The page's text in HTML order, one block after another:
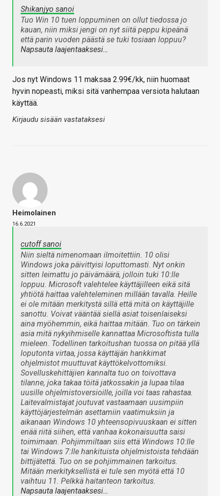
Shikanjyo sanoi
Tuo Win 10 tuen loppuminen on ollut tiedossa jo
kauan, niin miksi jengi on nyt siitä peppu kipeänä
että parin vuoden päästä se tuki tosiaan loppuu?
Napsauta laajentaaksesi…
Jos nyt Windows 11 maksaa 2.99€/kk, niin huomaat
hyvin nopeasti, miksi sitä vanhempaa versiota halutaan
käyttää.
Kirjaudu sisään vastataksesi
Heimolainen
16.6.2021
cutoff sanoi
Niin sieltä nimenomaan ilmoitettiin. 10 olisi
Windows joka päivittyisi loputtomasti. Nyt onkin
sitten leimattu jo päivämäärä, jolloin tuki 10:lle
loppuu. Microsoft valehtelee käyttäjilleen eikä sitä
yhtiötä haittaa valehteleminen millään tavalla. Heille
ei ole mitään merkitystä sillä että mitä on käyttäjille
sanottu. Voivat vääntää siellä asiat toisenlaiseksi
aina myöhemmin, eikä haittaa mitään. Tuo on tärkein
asia mitä nykyihmiselle kannattaa Microsoftista tulla
mieleen. Todellinen tarkoitushan tuossa on pitää yllä
loputonta virtaa, jossa käyttäjän hankkimat
ohjelmistot muuttuvat käyttökelvottomiksi.
Sovelluskehittäjien kannalta tuo on toivottava
tilanne, joka takaa töitä jatkossakin ja lupaa tilaa
uusille ohjelmistoversioille, joilla voi taas rahastaa.
Laitevalmistajat joutuvat vastaamaan uusimpiin
käyttöjärjestelmän asettamiin vaatimuksiin ja
aikanaan Windows 10 yhteensopivuuskaan ei sitten
enää riitä siihen, että vanhaa kokonaisuutta saisi
toimimaan. Pohjimmiltaan siis että Windows 10:lle
tai Windows 7:lle hankituista ohjelmistoista tehdään
bittijätettä. Tuo on se pohjimmainen tarkoitus.
Mitään merkityksellistä ei tule sen myötä että 10
vaihtuu 11. Pelkkä haitanteon tarkoitus.
Napsauta laajentaaksesi…